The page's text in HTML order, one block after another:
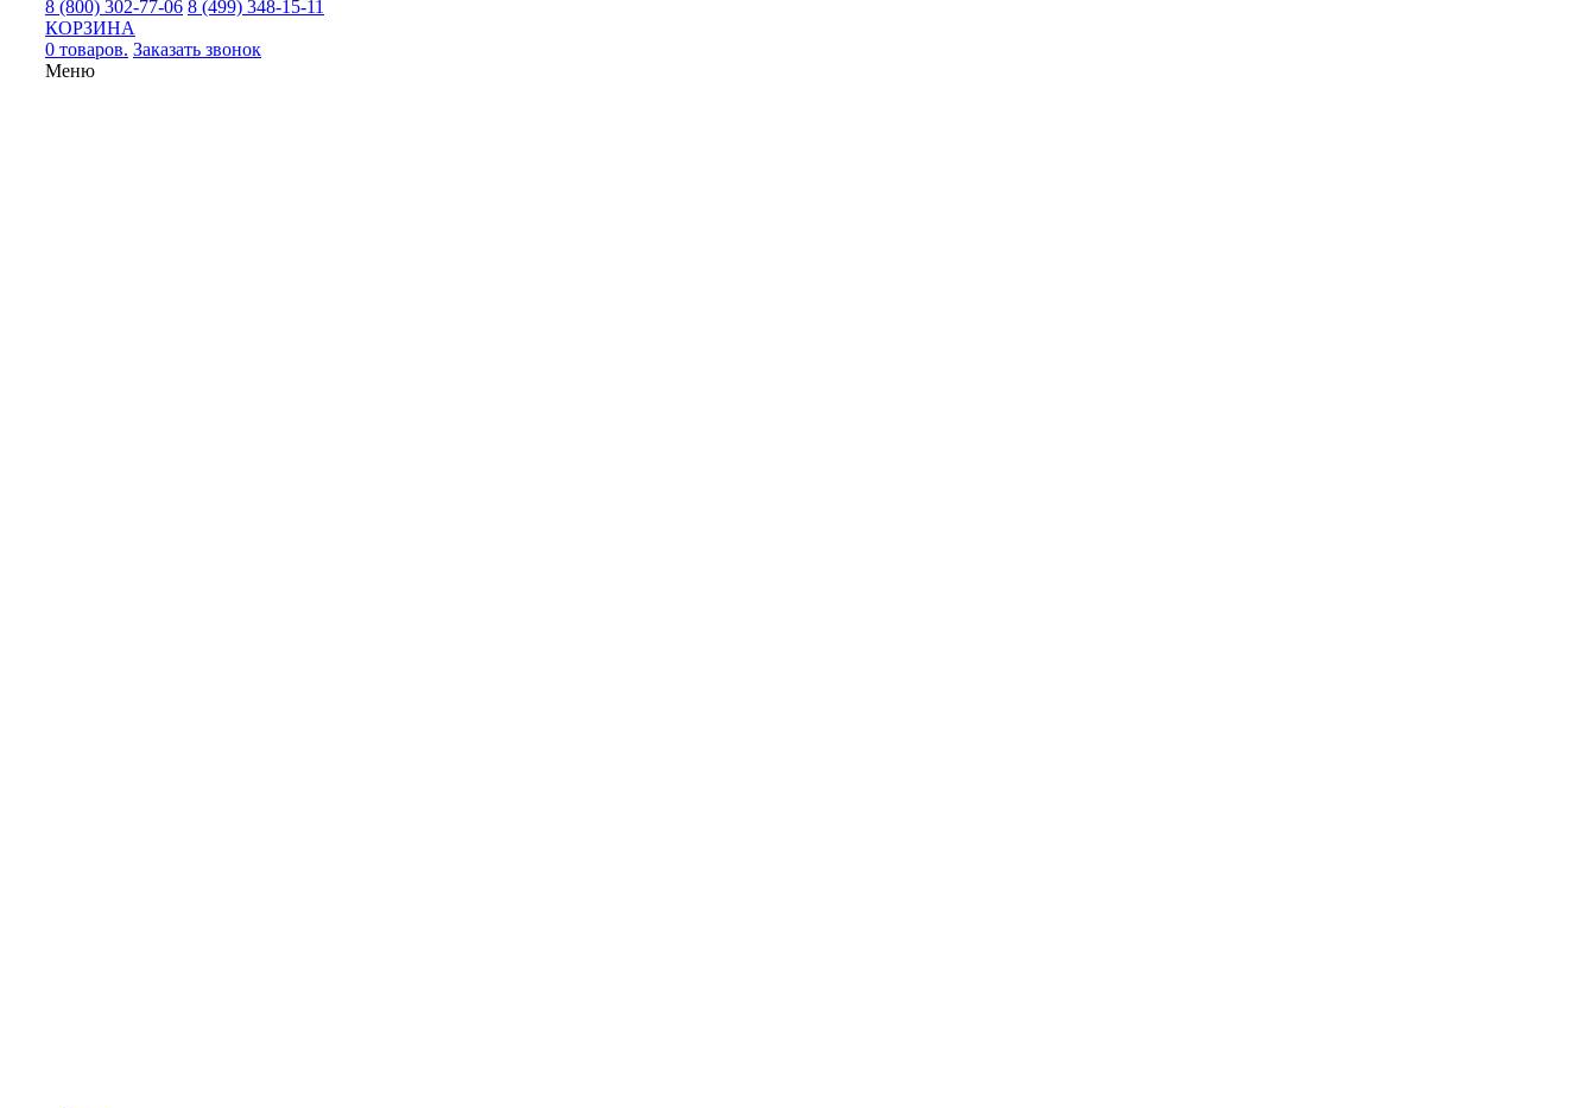
8 (800) 302-77-06 8 (499) 348-15-11
КОРЗИНА
0 товаров. Заказать звонок
Меню